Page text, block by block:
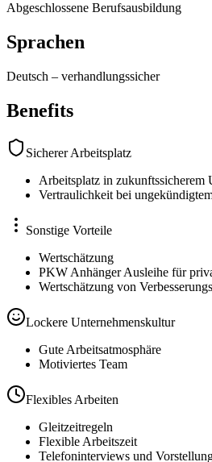
Abgeschlossene Berufsausbildung
Sprachen
Deutsch – verhandlungssicher
Benefits
Sicherer Arbeitsplatz
Arbeitsplatz in zukunftssicherem
Vertraulichkeit bei
Sonstige Vorteile
Wertschätzung
PKW Anhänger Ausleihe für
Wertschätzung von
Lockere Unternehmenskultur
Gute Arbeitsatmosphäre
Motiviertes Team
Flexibles Arbeiten
Gleitzeitregeln
Flexible Arbeitszeit
Telefoninterviews und